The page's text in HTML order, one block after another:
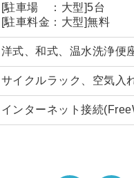
[駐車場 ：大型]5台
[駐車料金：大型]無料
洋式、和式、温水洗浄便
サイクルラック、空気入
インターネット接続